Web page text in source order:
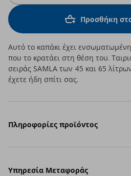
Προσθήκη
Αυτό το καπάκι έχει ενσωματωμένη
που το κρατάει στη θέση του.
σειράς SAMLA των 45 και 65
έχετε ήδη σπίτι σας.
Πληροφορίες προϊόντος
Υπηρεσία Μεταφοράς